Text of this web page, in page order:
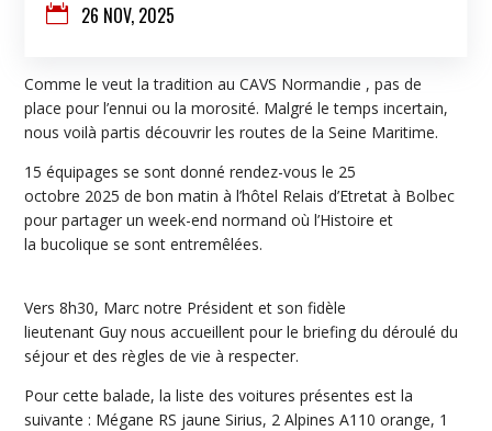
 26 NOV, 2025
Comme le veut la tradition au CAVS Normandie , pas de
place pour l’ennui ou la morosité. Malgré le temps incertain,
nous voilà partis découvrir les routes de la Seine Maritime.
15 équipages se sont donné rendez-vous le 25
octobre 2025 de bon matin à l’hôtel Relais d’Etretat à Bolbec
pour partager un week-end normand où l’Histoire et
la bucolique se sont entremêlées.
Vers 8h30, Marc notre Président et son fidèle
lieutenant Guy nous accueillent pour le briefing du déroulé du
séjour et des règles de vie à respecter.
Pour cette balade, la liste des voitures présentes est la
suivante : Mégane RS jaune Sirius, 2 Alpines A110 orange, 1